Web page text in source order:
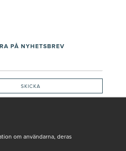
PÅ NYHETSBREV
om användarna, deras